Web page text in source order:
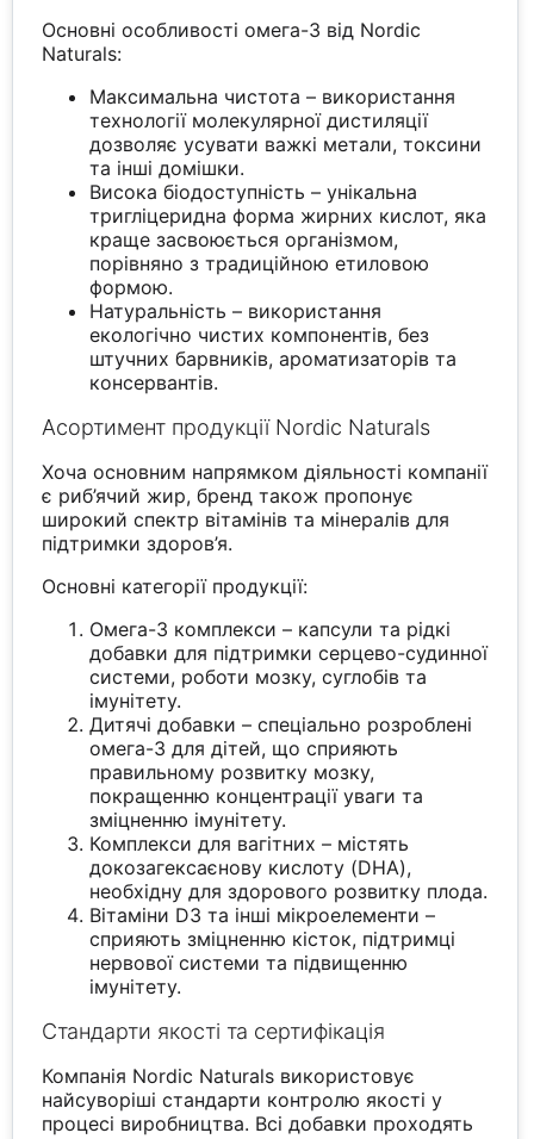
Основні особливості омега-3 від Nordic
Naturals:
Максимальна чистота – використання
технології молекулярної дистиляції
дозволяє усувати важкі метали, токсини
та інші домішки.
Висока біодоступність – унікальна
тригліцеридна форма жирних кислот, яка
краще засвоюється організмом,
порівняно з традиційною етиловою
формою.
Натуральність – використання
екологічно чистих компонентів, без
штучних барвників, ароматизаторів та
консервантів.
Асортимент продукції Nordic Naturals
Хоча основним напрямком діяльності компанії
є риб’ячий жир, бренд також пропонує
широкий спектр вітамінів та мінералів для
підтримки здоров’я.
Основні категорії продукції:
Омега-3 комплекси – капсули та рідкі
добавки для підтримки серцево-судинної
системи, роботи мозку, суглобів та
імунітету.
Дитячі добавки – спеціально розроблені
омега-3 для дітей, що сприяють
правильному розвитку мозку,
покращенню концентрації уваги та
зміцненню імунітету.
Комплекси для вагітних – містять
докозагексаєнову кислоту (DHA),
необхідну для здорового розвитку плода.
Вітаміни D3 та інші мікроелементи –
сприяють зміцненню кісток, підтримці
нервової системи та підвищенню
імунітету.
Стандарти якості та сертифікація
Компанія Nordic Naturals використовує
найсуворіші стандарти контролю якості у
процесі виробництва. Всі добавки проходять